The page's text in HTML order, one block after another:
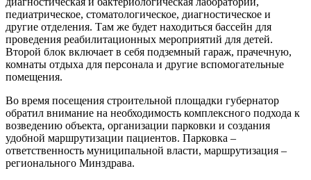
педиатрическое, стоматологическое, диагностическое и
другие отделения. Там же будет находиться бассейн для
проведения реабилитационных мероприятий для детей.
Второй блок включает в себя подземный гараж, прачечную,
комнаты отдыха для персонала и другие вспомогательные
помещения.
Во время посещения строительной площадки губернатор
обратил внимание на необходимость комплексного подхода к
возведению объекта, организации парковки и создания
удобной маршрутизации пациентов. Парковка –
ответственность муниципальной власти, маршрутизация –
регионального Минздрава.